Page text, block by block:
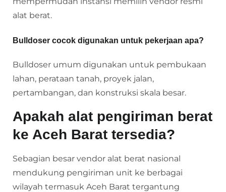
alat berat.
Bulldoser cocok digunakan untuk pekerjaan apa?
Bulldoser umum digunakan untuk pembukaan
lahan, perataan tanah, proyek jalan,
pertambangan, dan konstruksi skala besar.
Apakah alat pengiriman berat
ke Aceh Barat tersedia?
Sebagian besar vendor alat berat nasional
mendukung pengiriman unit ke berbagai
wilayah termasuk Aceh Barat tergantung